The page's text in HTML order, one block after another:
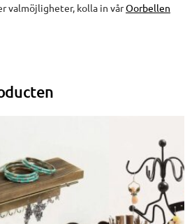
valmöjligheter, kolla in vårOorbellen